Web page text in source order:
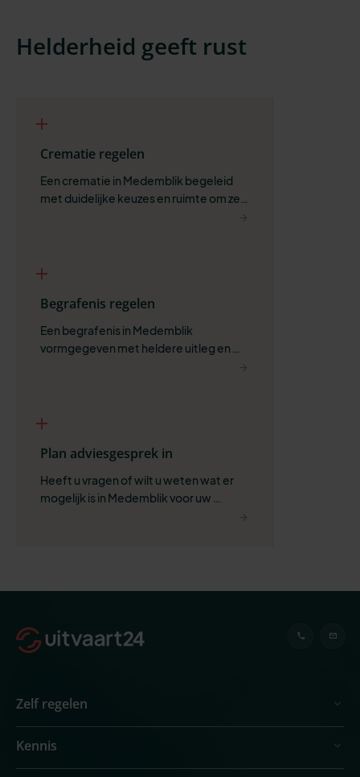
Helderheid geeft rust
Crematie regelen
Een crematie in Medemblik begeleid
met duidelijke keuzes en ruimte om zelf
Begrafenis regelen
Een begrafenis in Medemblik
vormgegeven met heldere uitleg en
Plan adviesgesprek in
Heeft u vragen of wilt u weten wat er
mogelijk is in Medemblik voor uw
Zelf regelen
Kennis